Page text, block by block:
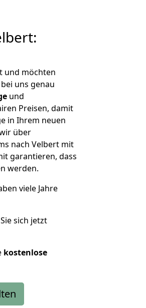
und möchten
uns genau
und
Preisen, damit
in Ihrem neuen
über
nach Velbert mit
garantieren, dass
werden.
viele Jahre
sich jetzt
kostenlose